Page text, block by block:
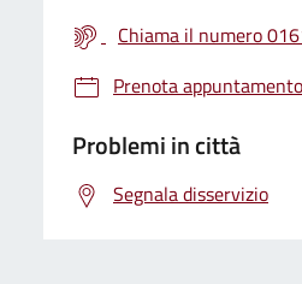
Chiama il numero
Prenota appuntamento
Problemi in città
Segnala disservizio